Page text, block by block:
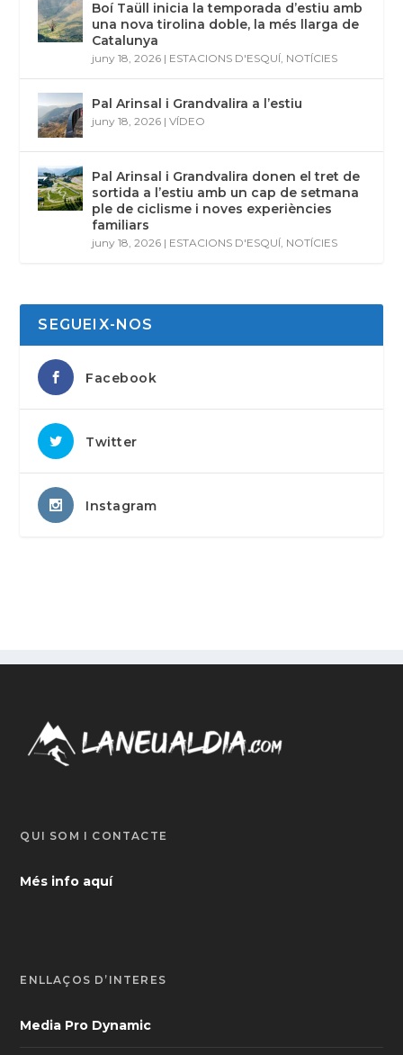
Boí Taüll inicia la temporada d’estiu amb
una nova tirolina doble, la més llarga de
Catalunya
juny 18, 2026 | ESTACIONS D'ESQUÍ NOTÍCIES
Pal Arinsal i Grandvalira a l’estiu
juny 18, 2026 |VÍDEO
Pal Arinsal i Grandvalira donen el tret de
sortida a l’estiu amb un cap de setmana
ple de ciclisme i noves experiències
familiars
juny 18, 2026 | ESTACIONS D'ESQUÍ NOTÍCIES
SEGUEIX-NOS
Facebook
Twitter
Instagram
QUI SOM I CONTACTE
Més info aquí
ENLLAÇOS D’INTERÈS
Media Pro Dynamic